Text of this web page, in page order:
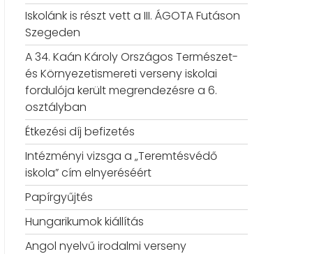
Iskolánk is részt vett a III. ÁGOTA Futáson
Szegeden
A 34. Kaán Károly Országos Természet-
és Környezetismereti verseny iskolai
fordulója került megrendezésre a 6.
osztályban
Étkezési díj befizetés
Intézményi vizsga a „Teremtésvédő
iskola” cím elnyeréséért
Papírgyűjtés
Hungarikumok kiállítás
Angol nyelvű irodalmi verseny